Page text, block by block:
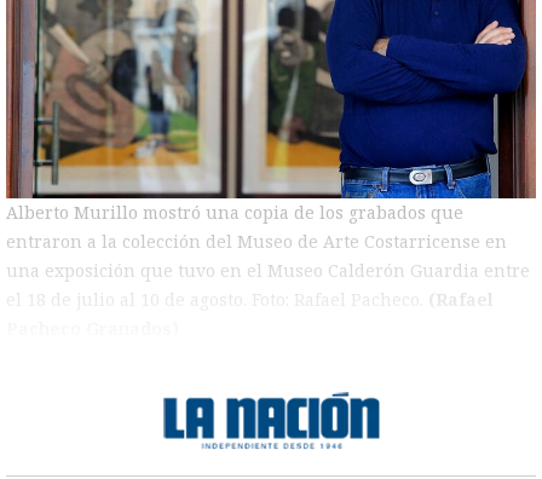
Alberto Murillo mostró una copia de los grabados que
entraron a la colección del Museo de Arte Costarricense en
una exposición que tuvo en el Museo Calderón Guardia entre
el 18 de julio al 10 de agosto. Foto: Rafael Pacheco.
(Rafael